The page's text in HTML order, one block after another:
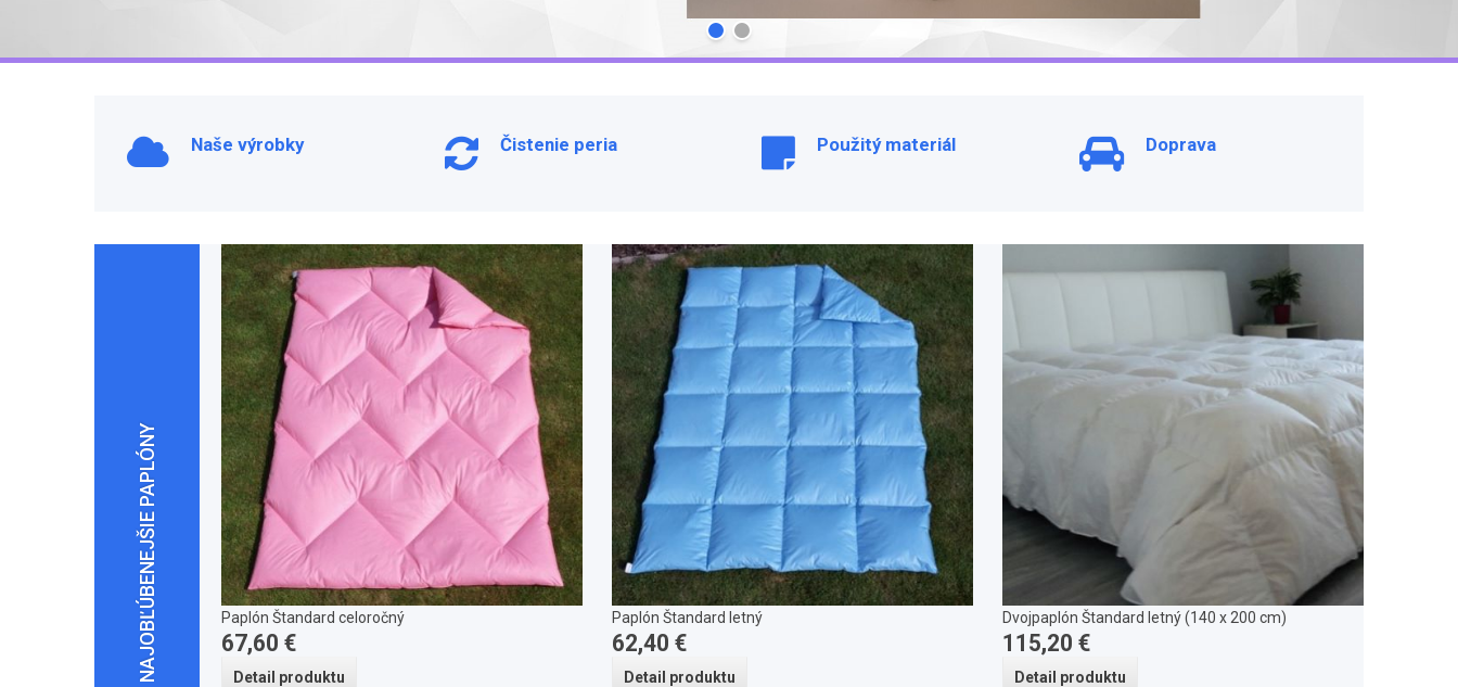
Naše výrobky Čistenie peria Použitý materiál Doprava
NAJOBĽÚBENEJŠIE PAPLÓNY Paplón Štandard celoročný
67,60 €
Detail produktu
Paplón Štandard letný
62,40 €
Detail produktu
Dvojpaplón Štandard letný (140 x 200 cm)
115,20 €
Detail produktu